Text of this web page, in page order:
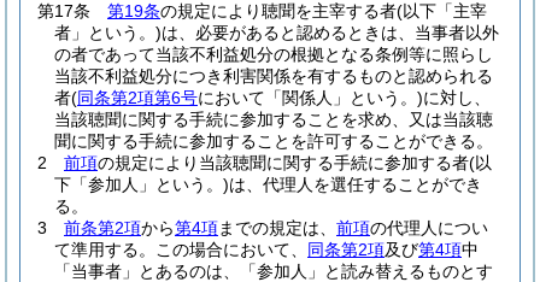
第17条
第19条の規定により聴聞を主宰する者(以下「主宰
者」という。)は、必要があると認めるときは、当事者以外
の者であって当該不利益処分の根拠となる条例等に照らし
当該不利益処分につき利害関係を有するものと認められる
者(同条第2項第6号において「関係人」という。)に対し、
当該聴聞に関する手続に参加することを求め、又は当該聴
聞に関する手続に参加することを許可することができる。
2
前項の規定により当該聴聞に関する手続に参加する者(以
下「参加人」という。)は、代理人を選任することができ
る。
3
前条第2項から第4項までの規定は、 前項の代理人につい
て準用する。
この場合において、 同条第2項及び第4項中
「当事者」とあるのは、「参加人」と読み替えるものとす